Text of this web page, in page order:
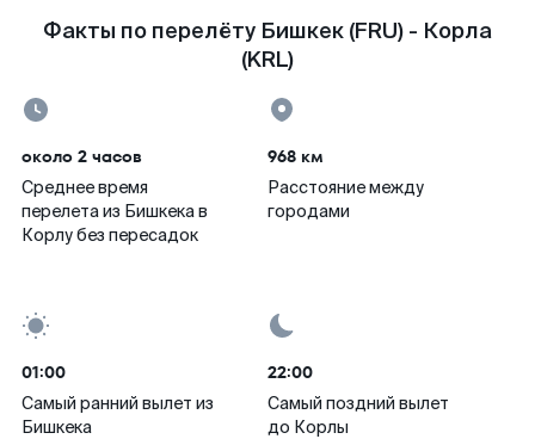
Факты по перелёту Бишкек (FRU) - Корла
(KRL)
около 2 часов
Среднее время
перелета из Бишкека в
Корлу без пересадок
968 км
Расстояние между
городами
01:00
Самый ранний вылет из
Бишкека
22:00
Самый поздний вылет
до Корлы